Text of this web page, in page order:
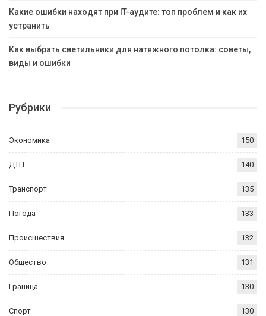
Какие ошибки находят при IT-аудите: топ проблем и как их
устранить
Как выбрать светильники для натяжного потолка: советы,
виды и ошибки
Рубрики
Экономика 150
ДТП 140
Транспорт 135
Погода 133
Происшествия 132
Общество 131
Граница 130
Спорт 130